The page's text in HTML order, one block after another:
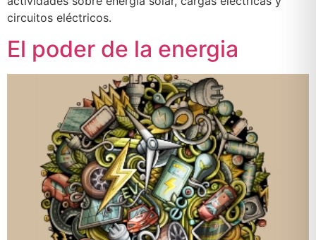
circuitos eléctricos.
El poder de la energia